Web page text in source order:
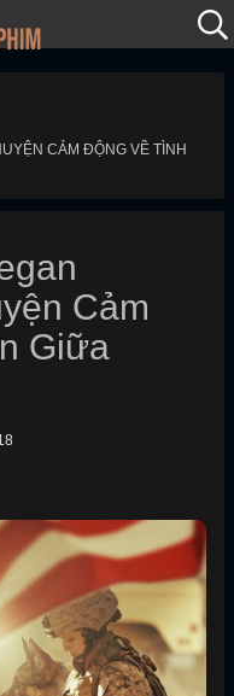
CẢM ĐỘNG VỀ TÌNH
Cảm
Giữa